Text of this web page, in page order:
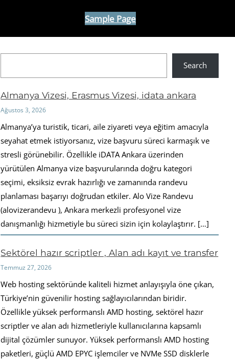
Sample Page
Search
Almanya Vizesi, Erasmus Vizesi, idata ankara
Ağustos 3, 2026
Almanya’ya turistik, ticari, aile ziyareti veya eğitim amacıyla
seyahat etmek istiyorsanız, vize başvuru süreci karmaşık ve
stresli görünebilir. Özellikle iDATA Ankara üzerinden
yürütülen Almanya vize başvurularında doğru kategori
seçimi, eksiksiz evrak hazırlığı ve zamanında randevu
planlaması başarıyı doğrudan etkiler. Alo Vize Randevu
(alovizerandevu ), Ankara merkezli profesyonel vize
danışmanlığı hizmetiyle bu süreci sizin için kolaylaştırır. […]
Sektörel hazır scriptler , Alan adı kayıt ve transfer
Temmuz 27, 2026
Web hosting sektöründe kaliteli hizmet anlayışıyla öne çıkan,
Türkiye’nin güvenilir hosting sağlayıcılarından biridir.
Özellikle yüksek performanslı AMD hosting, sektörel hazır
scriptler ve alan adı hizmetleriyle kullanıcılarına kapsamlı
dijital çözümler sunuyor. Yüksek performanslı AMD hosting
paketleri, güçlü AMD EPYC işlemciler ve NVMe SSD disklerle